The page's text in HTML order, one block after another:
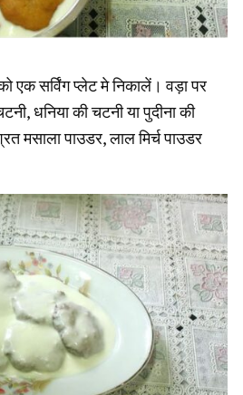
एक सर्विंग प्लेट मे निकालें। वड़ा पर
धनिया की चटनी या पुदीना की
मसाला पाउडर, लाल मिर्च पाउडर